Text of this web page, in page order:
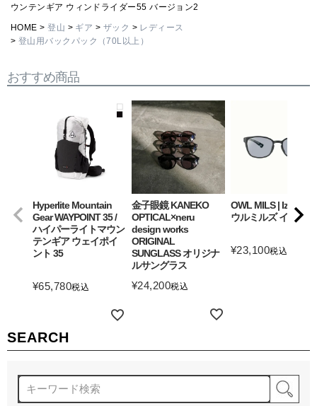
SEARCH
ウンテンギア ウィンドライダー55 バージョン2
HOME 登山 ギア ザック
レディース
登山用バックパック（70L以上）
おすすめ商品
Hyperlite Mountain
Gear WAYPOINT 35 /
ハイパーライトマウン
テンギア ウェイポイ
ント 35
¥65,780税込
金子眼鏡 KANEKO
OPTICAL×neru
design works
ORIGINAL
SUNGLASS オリジナ
ルサングラス
¥24,200税込
OWL MILS | Izanagi
ウルミルズ イザナギ
¥23,100税込